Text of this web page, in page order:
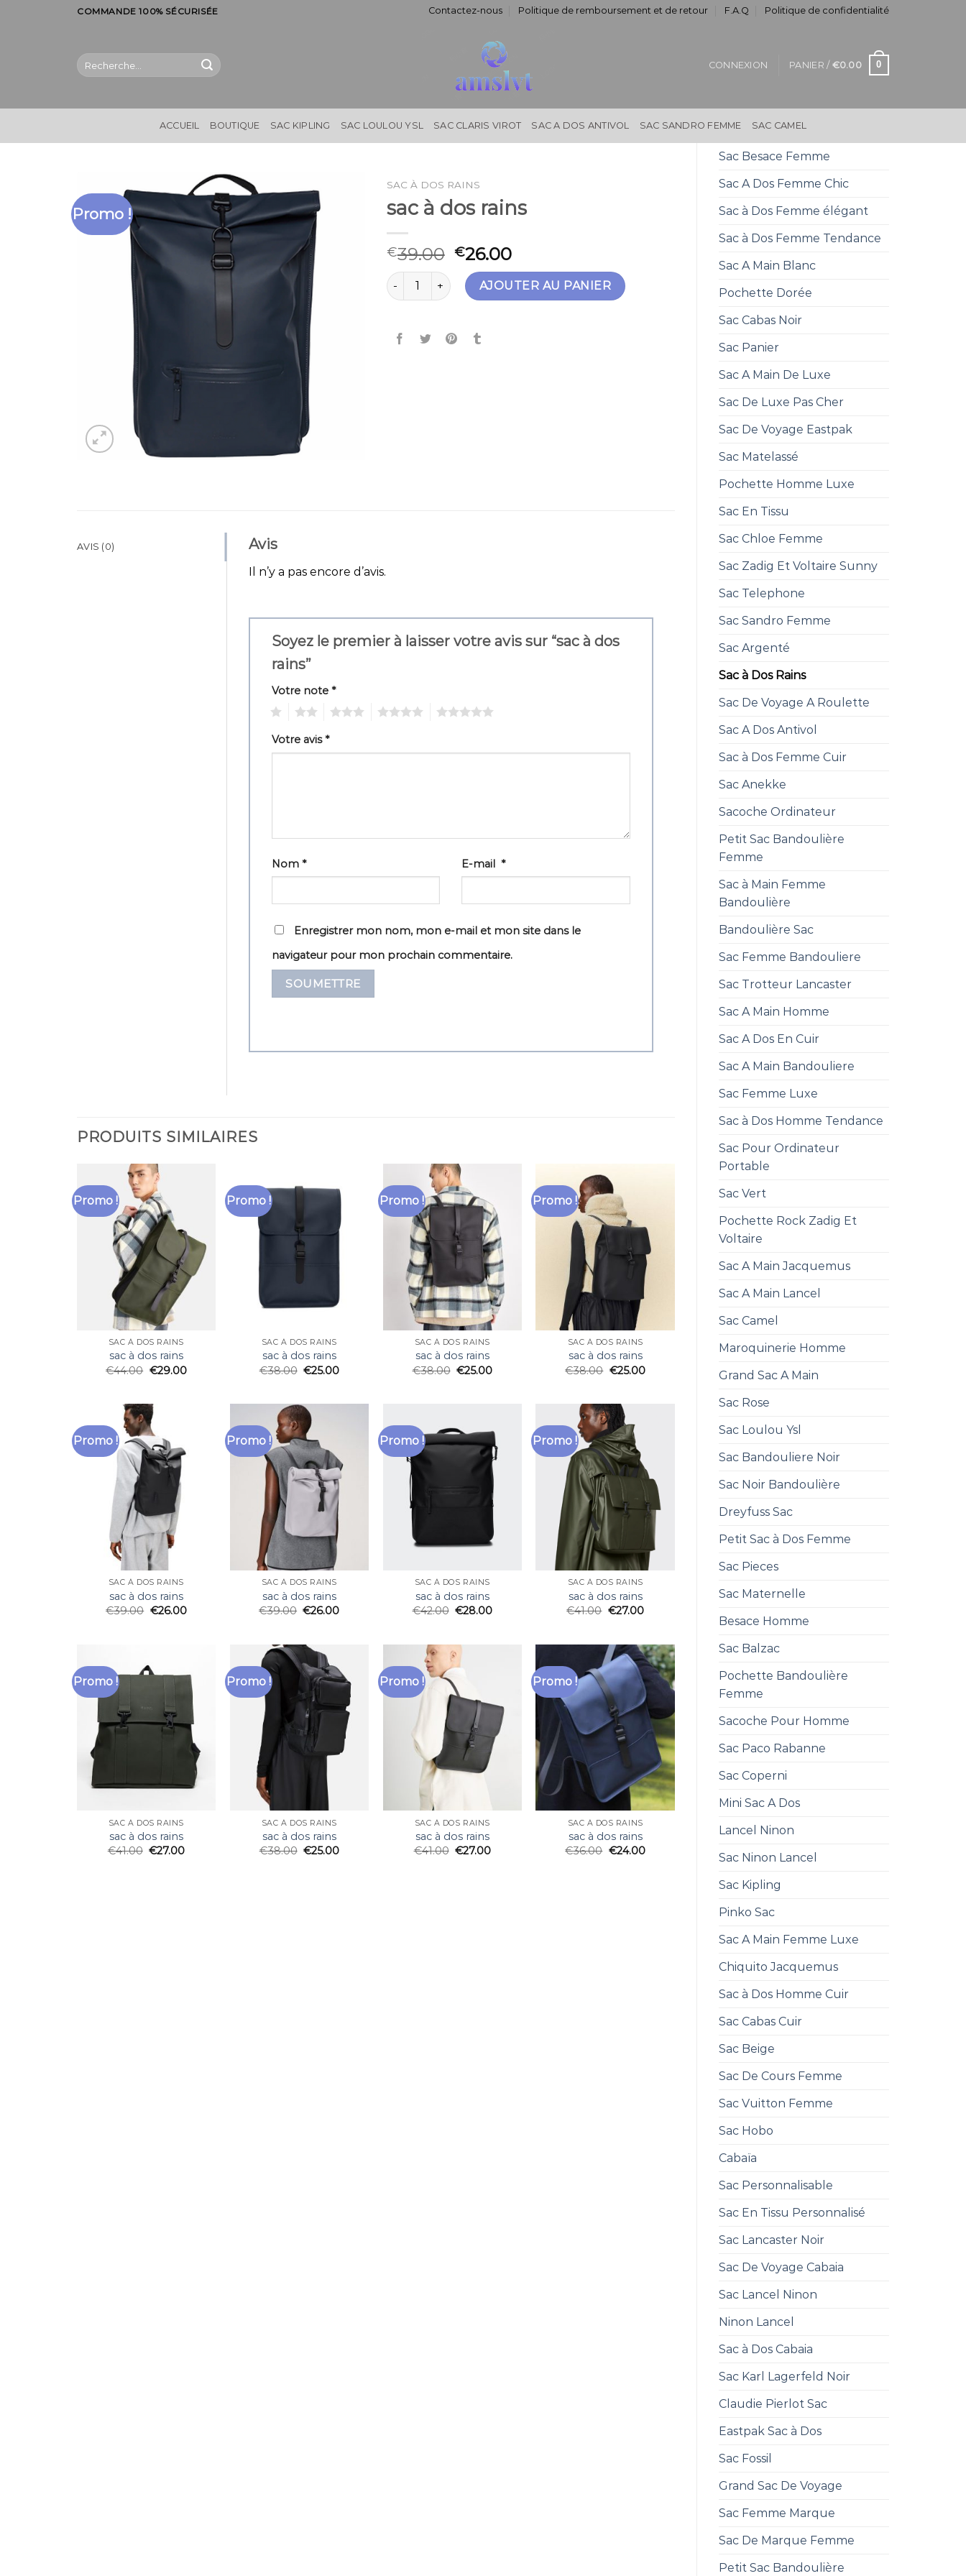
COMMANDE 100% SÉCURISÉE Contactez-nous Politique de remboursement et de retour F.A.Q Politique de confidentialité
Recherche
pour :
CONNEXION PANIER / €0.00 0
ACCUEIL BOUTIQUE SAC KIPLING SAC LOULOU YSL SAC CLARIS VIROT SAC A DOS ANTIVOL SAC SANDRO FEMME SAC CAMEL
Sac Besace Femme
Sac A Dos Femme Chic
Sac à Dos Femme élégant
Sac à Dos Femme Tendance
Sac A Main Blanc
Pochette Dorée
Sac Cabas Noir
Sac Panier
Sac A Main De Luxe
Sac De Luxe Pas Cher
Sac De Voyage Eastpak
Sac Matelassé
Pochette Homme Luxe
Sac En Tissu
Sac Chloe Femme
Sac Zadig Et Voltaire Sunny
Sac Telephone
Sac Sandro Femme
Sac Argenté
Sac à Dos Rains
Sac De Voyage A Roulette
Sac A Dos Antivol
Sac à Dos Femme Cuir
Sac Anekke
Sacoche Ordinateur
Petit Sac Bandoulière
Femme
Sac à Main Femme
Bandoulière
Bandoulière Sac
Sac Femme Bandouliere
Sac Trotteur Lancaster
Sac A Main Homme
Sac A Dos En Cuir
Sac A Main Bandouliere
Sac Femme Luxe
Sac à Dos Homme Tendance
Sac Pour Ordinateur
Portable
Sac Vert
Pochette Rock Zadig Et
Voltaire
Sac A Main Jacquemus
Sac A Main Lancel
Sac Camel
Maroquinerie Homme
Grand Sac A Main
Sac Rose
Sac Loulou Ysl
Sac Bandouliere Noir
Sac Noir Bandoulière
Dreyfuss Sac
Petit Sac à Dos Femme
Sac Pieces
Sac Maternelle
Besace Homme
Sac Balzac
Pochette Bandoulière
Femme
Sacoche Pour Homme
Sac Paco Rabanne
Sac Coperni
Mini Sac A Dos
Lancel Ninon
Sac Ninon Lancel
Sac Kipling
Pinko Sac
Sac A Main Femme Luxe
Chiquito Jacquemus
Sac à Dos Homme Cuir
Sac Cabas Cuir
Sac Beige
Sac De Cours Femme
Sac Vuitton Femme
Sac Hobo
Cabaïa
Sac Personnalisable
Sac En Tissu Personnalisé
Sac Lancaster Noir
Sac De Voyage Cabaia
Sac Lancel Ninon
Ninon Lancel
Sac à Dos Cabaia
Sac Karl Lagerfeld Noir
Claudie Pierlot Sac
Eastpak Sac à Dos
Sac Fossil
Grand Sac De Voyage
Sac Femme Marque
Sac De Marque Femme
Petit Sac Bandoulière
Promo !
SAC À DOS RAINS
sac à dos rains
€39.00 €26.00
quantité de sac à dos rainsAJOUTER AU PANIER
AVIS (0) Avis
Il n’y a pas encore d’avis.
Soyez le premier à laisser votre avis sur “sac à dos
rains”
Votre note *
Votre avis*
Nom * E-mail*
Enregistrer mon nom, mon e-mail et mon site dans le
navigateur pour mon prochain commentaire.
PRODUITS SIMILAIRES
Promo !
SAC À DOS RAINS
sac à dos rains
€44.00 €29.00
Promo !
SAC À DOS RAINS
sac à dos rains
€38.00 €25.00
Promo !
SAC À DOS RAINS
sac à dos rains
€38.00 €25.00
Promo !
SAC À DOS RAINS
sac à dos rains
€38.00 €25.00
Promo !
SAC À DOS RAINS
sac à dos rains
€39.00 €26.00
Promo !
SAC À DOS RAINS
sac à dos rains
€39.00 €26.00
Promo !
SAC À DOS RAINS
sac à dos rains
€42.00 €28.00
Promo !
SAC À DOS RAINS
sac à dos rains
€41.00 €27.00
Promo !
SAC À DOS RAINS
sac à dos rains
€41.00 €27.00
Promo !
SAC À DOS RAINS
sac à dos rains
€38.00 €25.00
Promo !
SAC À DOS RAINS
sac à dos rains
€41.00 €27.00
Promo !
SAC À DOS RAINS
sac à dos rains
€36.00 €24.00